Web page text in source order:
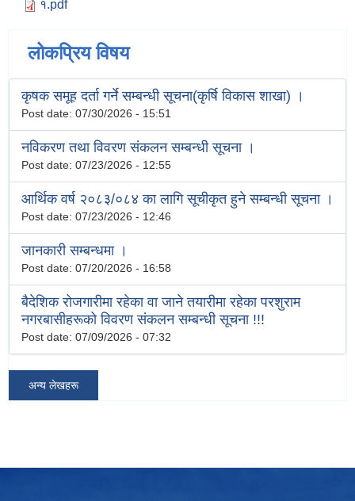
१.pdf
लोकप्रिय विषय
कृषक समूह दर्ता गर्ने सम्बन्धी सूचना(कृर्षि विकास शाखा) ।
Post date: 07/30/2026 - 15:51
नविकरण तथा विवरण संकलन सम्बन्धी सूचना ।
Post date: 07/23/2026 - 12:55
आर्थिक वर्ष २०८३/०८४ का लागि सूचीकृत हुने सम्बन्धी सूचना ।
Post date: 07/23/2026 - 12:46
जानकारी सम्बन्धमा ।
Post date: 07/20/2026 - 16:58
बैदेशिक रोजगारीमा रहेका वा जाने तयारीमा रहेका परशुराम
नगरबासीहरूको विवरण संकलन सम्बन्धी सूचना !!!
Post date: 07/09/2026 - 07:32
अन्य लेखहरू